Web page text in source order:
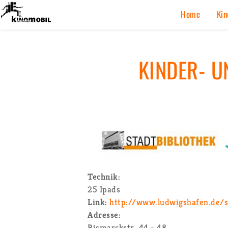
Home
KIN­DER-
Tech­nik:
25 Ipads
Link:http://​www.​lud​wigs​hafe​n.​de/​
Adres­se: